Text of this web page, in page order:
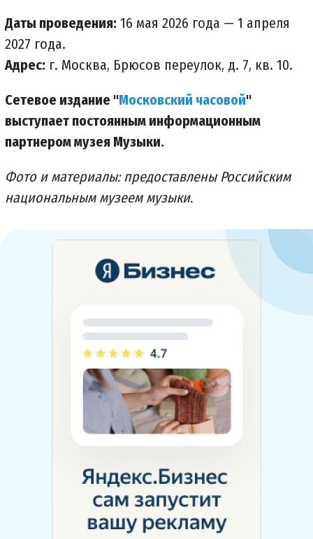
Даты проведения: 16 мая 2026 года — 1 апреля
2027 года.
Адрес: г. Москва, Брюсов переулок, д. 7, кв. 10.
Сетевое издание "Московский часовой"
выступает постоянным информационным
партнером музея Музыки.
Фото и материалы: предоставлены Российским
национальным музеем музыки.